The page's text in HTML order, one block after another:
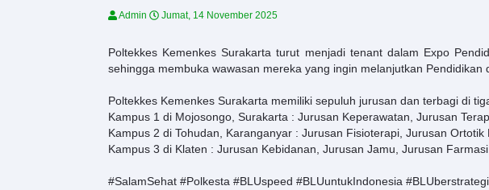
Admin Jumat, 14 November 2025
Poltekkes Kemenkes Surakarta turut menjadi tenant dalam Expo
sehingga membuka wawasan mereka yang ingin melanjutkan Pendidikan
Poltekkes Kemenkes Surakarta memiliki sepuluh jurusan dan terbagi di
Kampus 1 di Mojosongo, Surakarta : Jurusan Keperawatan, Jurusan
Kampus 2 di Tohudan, Karanganyar : Jurusan Fisioterapi, Jurusan
Kampus 3 di Klaten : Jurusan Kebidanan, Jurusan Jamu, Jurusan
#SalamSehat #Polkesta #BLUspeed #BLUuntukIndonesia